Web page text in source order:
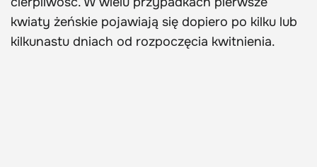
kwiaty żeńskie pojawiają się dopiero po kilku lub
kilkunastu dniach od rozpoczęcia kwitnienia.